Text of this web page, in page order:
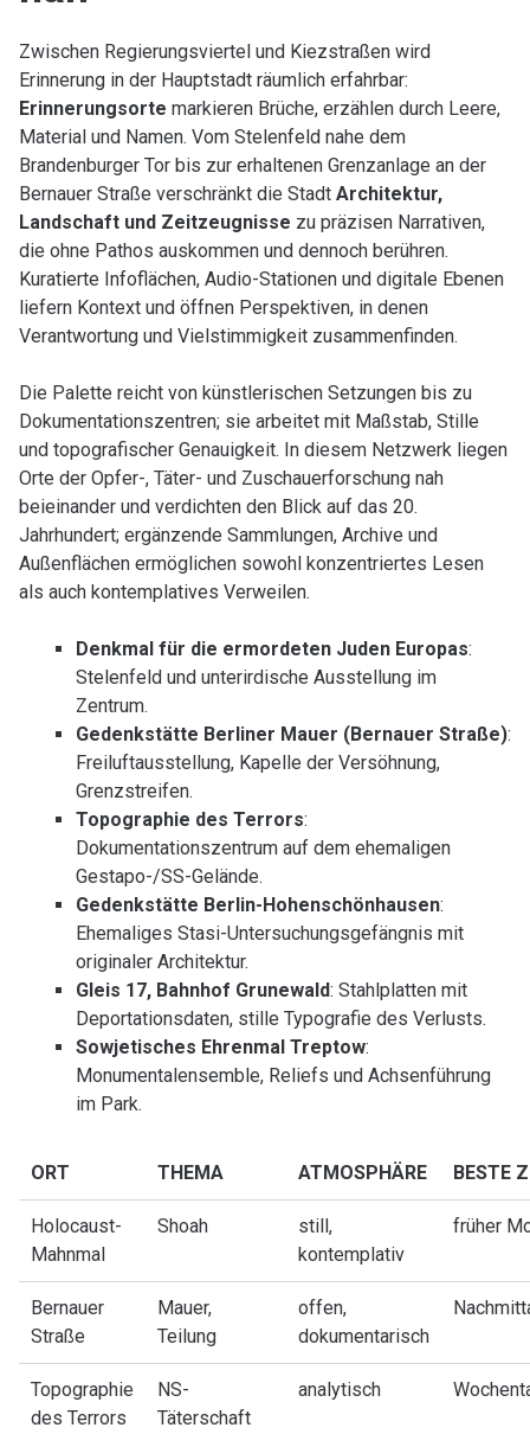
Zwischen Regierungsviertel und Kiezstraßen wird
Erinnerung in der Hauptstadt räumlich erfahrbar:
Erinnerungsorte markieren Brüche, erzählen durch Leere,
Material und Namen. Vom Stelenfeld nahe dem
Brandenburger Tor bis zur erhaltenen Grenzanlage an der
Bernauer Straße verschränkt die Stadt Architektur,
Landschaft und Zeitzeugnisse zu präzisen Narrativen,
die ohne Pathos auskommen und dennoch berühren.
Kuratierte Infoflächen, Audio-Stationen und digitale Ebenen
liefern Kontext und öffnen Perspektiven, in denen
Verantwortung und Vielstimmigkeit zusammenfinden.
Die Palette reicht von künstlerischen Setzungen bis zu
Dokumentationszentren; sie arbeitet mit Maßstab, Stille
und topografischer Genauigkeit. In diesem Netzwerk liegen
Orte der Opfer-, Täter- und Zuschauerforschung nah
beieinander und verdichten den Blick auf das 20.
Jahrhundert; ergänzende Sammlungen, Archive und
Außenflächen ermöglichen sowohl konzentriertes Lesen
als auch kontemplatives Verweilen.
Denkmal für die ermordeten Juden Europas:
Stelenfeld und unterirdische Ausstellung im
Zentrum.
Gedenkstätte Berliner Mauer (Bernauer Straße):
Freiluftausstellung, Kapelle der Versöhnung,
Grenzstreifen.
Topographie des Terrors:
Dokumentationszentrum auf dem ehemaligen
Gestapo-/SS-Gelände.
Gedenkstätte Berlin-Hohenschönhausen:
Ehemaliges Stasi-Untersuchungsgefängnis mit
originaler Architektur.
Gleis 17, Bahnhof Grunewald: Stahlplatten mit
Deportationsdaten, stille Typografie des Verlusts.
Sowjetisches Ehrenmal Treptow:
Monumentalensemble, Reliefs und Achsenführung
im Park.
ORT THEMA ATMOSPHÄRE BESTE
Holocaust-
Mahnmal
Shoah
still,
kontemplativ
früher
Bernauer
Straße
Mauer,
Teilung
offen,
dokumentarisch
Topographie
des Terrors
NS-
Täterschaft
analytisch